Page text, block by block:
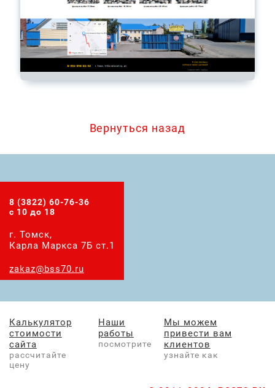
Вернуться назад
8 (3822) 60-76-36
с 10 до 18
г. Томск,
Карла Маркса 7Б ст.1
zakaz@bss70.ru
Калькулятор
стоимости
сайта
рассчитайте
цену
Наши
работы
посмотрите
Мы можем
привести вам
клиентов
узнайте как